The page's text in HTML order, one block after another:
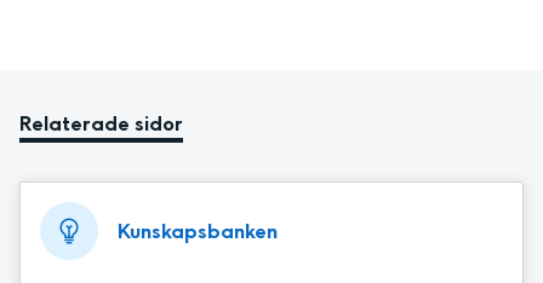
Relaterade sidor
Kunskapsbanken